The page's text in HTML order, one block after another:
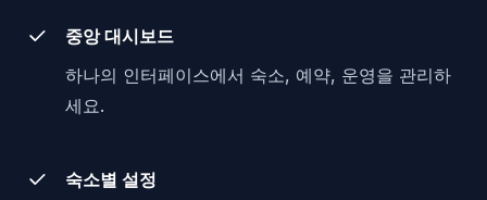
중앙 대시보드
하나의 인터페이스에서 숙소, 예약, 운영을 관리하
세요.
숙소별 설정